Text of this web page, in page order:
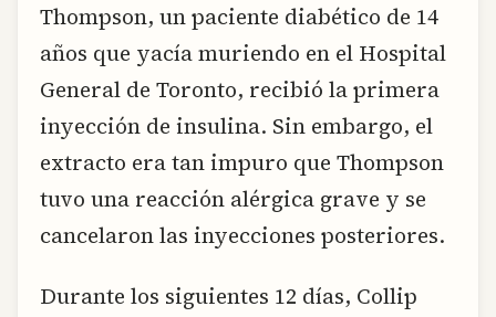
Thompson, un paciente diabético de 14
años que yacía muriendo en el Hospital
General de Toronto, recibió la primera
inyección de insulina. Sin embargo, el
extracto era tan impuro que Thompson
tuvo una reacción alérgica grave y se
cancelaron las inyecciones posteriores.
Durante los siguientes 12 días, Collip